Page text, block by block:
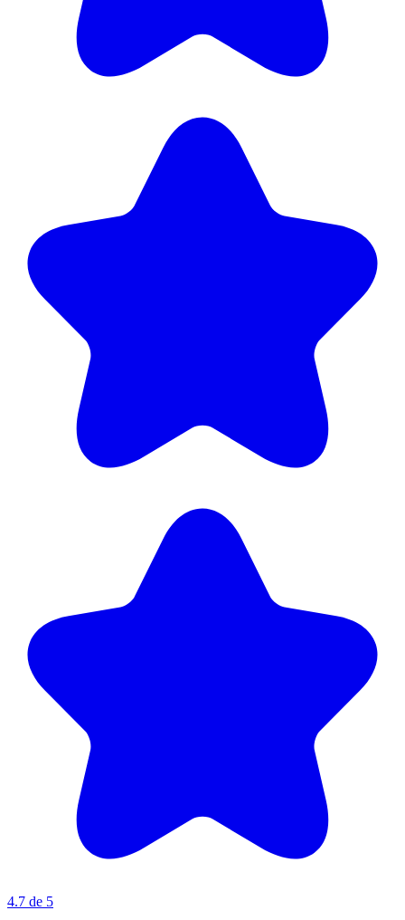
4.7 de 5